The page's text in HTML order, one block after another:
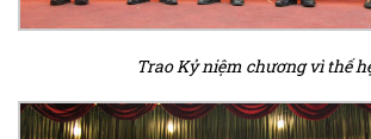
Trao Kỷ niệm chương vì thế